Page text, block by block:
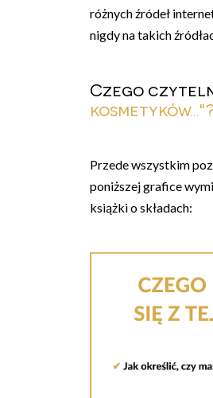
różnych źródeł
nigdy na takich
Czego
Przede wszystkim
poniższej grafice
książki o składach: